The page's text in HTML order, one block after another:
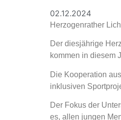
02.12.2024
Herzogenrather
Der diesjährige
kommen in diesem
Die Kooperation
inklusiven
Der Fokus der
es, allen jungen